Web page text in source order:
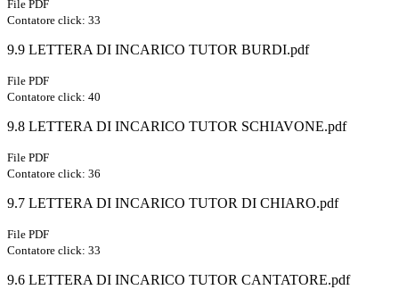
File PDF
Contatore click: 33
9.9 LETTERA DI INCARICO TUTOR BURDI.pdf
File PDF
Contatore click: 40
9.8 LETTERA DI INCARICO TUTOR SCHIAVONE.pdf
File PDF
Contatore click: 36
9.7 LETTERA DI INCARICO TUTOR DI CHIARO.pdf
File PDF
Contatore click: 33
9.6 LETTERA DI INCARICO TUTOR CANTATORE.pdf